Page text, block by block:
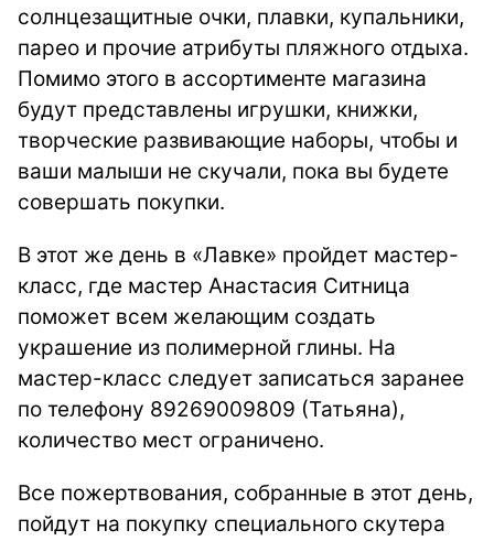
солнцезащитные очки, плавки, купальники,
парео и прочие атрибуты пляжного отдыха.
Помимо этого в ассортименте магазина
будут представлены игрушки, книжки,
творческие развивающие наборы, чтобы и
ваши малыши не скучали, пока вы будете
совершать покупки.
В этот же день в «Лавке» пройдет мастер-
класс, где мастер Анастасия Ситница
поможет всем желающим создать
украшение из полимерной глины. На
мастер-класс следует записаться заранее
по телефону 89269009809 (Татьяна),
количество мест ограничено.
Все пожертвования, собранные в этот день,
пойдут на покупку специального скутера